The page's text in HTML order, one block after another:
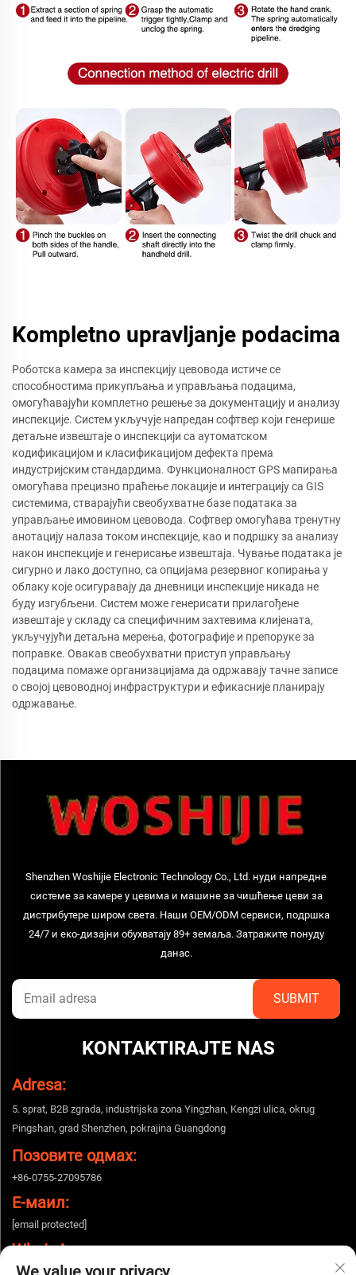
Kompletno upravljanje podacima
Роботска камера за инспекцију цевовода истиче се
способностима прикупљања и управљања подацима,
омогућавајући комплетно решење за документацију и анализу
инспекције. Систем укључује напредан софтвер који генерише
детаљне извештаје о инспекцији са аутоматском
кодификацијом и класификацијом дефекта према
индустријским стандардима. Функционалност GPS мапирања
омогућава прецизно праћење локације и интеграцију са GIS
системима, стварајући свеобухватне базе података за
управљање имовином цевовода. Софтвер омогућава тренутну
анотацију налаза током инспекције, као и подршку за анализу
након инспекције и генерисање извештаја. Чување података је
сигурно и лако доступно, са опцијама резервног копирања у
облаку које осигуравају да дневници инспекције никада не
буду изгубљени. Систем може генерисати прилагођене
извештаје у складу са специфичним захтевима клијената,
укључујући детаљна мерења, фотографије и препоруке за
поправке. Овакав свеобухватни приступ управљању
подацима помаже организацијама да одржавају тачне записе
о својој цевоводној инфраструктури и ефикасније планирају
одржавање.
Shenzhen Woshijie Electronic Technology Co., Ltd. нуди напредне
системе за камере у цевима и машине за чишћење цеви за
дистрибутере широм света. Наши OEM/ODM сервиси, подршка
24/7 и еко-дизајни обухватају 89+ земаља. Затражите понуду
данас.
KONTAKTIRAJTE NAS
Adresa:
5. sprat, B2B zgrada, industrijska zona Yingzhan, Kengzi ulica, okrug
Pingshan, grad Shenzhen, pokrajina Guangdong
Позовите одмах:
+86-0755-27095786
Е-маил:
[email protected]
WhatsApp:
+86-15112424643